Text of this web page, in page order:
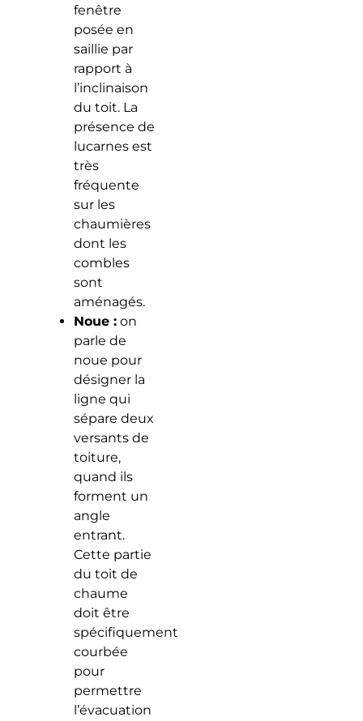
fenêtre
posée en
saillie par
rapport à
l’inclinaison
du toit. La
présence de
lucarnes est
très
fréquente
sur les
chaumières
dont les
combles
sont
aménagés.
Noue :on
parle de
noue pour
désigner la
ligne qui
sépare deux
versants de
toiture,
quand ils
forment un
angle
entrant.
Cette partie
du toit de
chaume
doit être
spécifiquement
courbée
pour
permettre
l’évacuation